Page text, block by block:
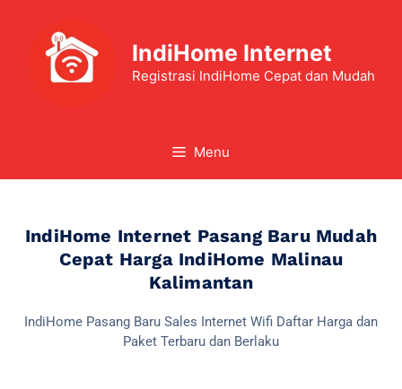
IndiHome Internet
Registrasi IndiHome Cepat dan Mudah
Menu
IndiHome Internet Pasang Baru Mudah
Cepat Harga IndiHome Malinau
Kalimantan
IndiHome Pasang Baru Sales Internet Wifi Daftar Harga dan
Paket Terbaru dan Berlaku